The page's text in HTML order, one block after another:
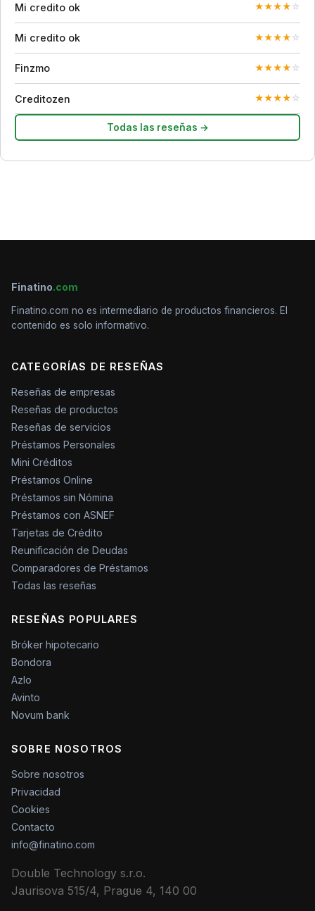
Mi credito ok ★★★★ ☆
Mi credito ok ★★★★ ☆
Finzmo ★★★★ ☆
Creditozen ★★★★ ☆
Todas las reseñas →
Finatino.com
Finatino.com no es intermediario de productos financieros. El
contenido es solo informativo.
CATEGORÍAS DE RESEÑAS
Reseñas de empresas
Reseñas de productos
Reseñas de servicios
Préstamos Personales
Mini Créditos
Préstamos Online
Préstamos sin Nómina
Préstamos con ASNEF
Tarjetas de Crédito
Reunificación de Deudas
Comparadores de Préstamos
Todas las reseñas
RESEÑAS POPULARES
Bróker hipotecario
Bondora
Azlo
Avinto
Novum bank
SOBRE NOSOTROS
Sobre nosotros
Privacidad
Cookies
Contacto
info@finatino.com
Double Technology s.r.o.
Jaurisova 515/4, Prague 4, 140 00